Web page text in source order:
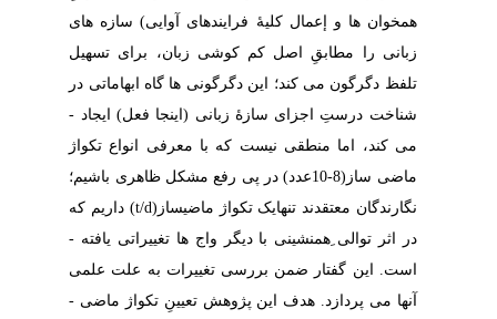
همخوان ­ها و إعمال کلیۀ فرایندهای آوایی) سازه­ های
زبانی را مطابقِ اصل کم­ کوشی زبان، برای تسهیل
تلفظ دگرگون­ می­ کند؛ این دگرگونی ­ها گاه ابهاماتی در
شناخت درستِ اجزای سازۀ زبانی (اینجا فعل) ایجاد ­
می­ کند، اما منطقی نیست که با معرفی انواع تکواژ
ماضی­ ساز(8-10عدد) در پی رفع مشکل ظاهری باشیم؛
نگارندگان معتقدند تنهایک تکواژ ماضی­ساز(t/d) داریم که
در اثر توالی ِهمنشینی با دیگر واج ها تغییراتی یافته ­
است. این گفتار ضمن بررسی تغییرات به علت علمی
آنها می ­پردازد. هدف این پژوهش تعیینِ تکواژ ماضی ­